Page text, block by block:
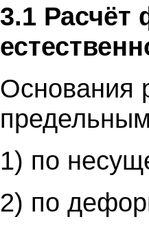
3.1 Расчёт
Основания
1) по
2) по